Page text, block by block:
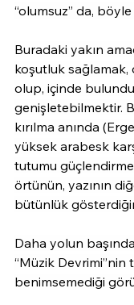
“olumsuz” da,
Buradaki yakın
koşutluk sağlamak,
olup, içinde
genişletebilmektir.
kırılma anında
yüksek arabesk
tutumu
örtünün, yazının
bütünlük
Daha yolun
“Müzik Devrimi”nin
benimsemediği